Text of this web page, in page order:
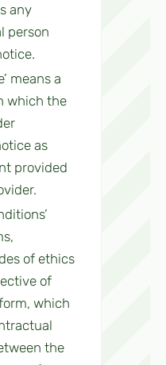
any
person
means a
which the
as
provided
of ethics
of
which
the